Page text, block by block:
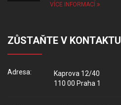
VÍCE INFORMACÍ
ZŮSTAŇTE V KONTAKTU
Adresa:
Kaprova 12/40
110 00 Praha 1